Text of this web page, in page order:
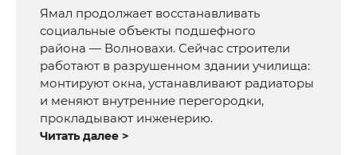
Ямал продолжает восстанавливать
социальные объекты подшефного
района — Волновахи. Сейчас строители
работают в разрушенном здании училища:
монтируют окна, устанавливают радиаторы
и меняют внутренние перегородки,
прокладывают инженерию.
Читать далее >